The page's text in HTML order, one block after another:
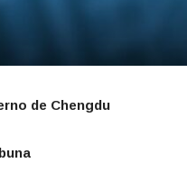
de Chengdu